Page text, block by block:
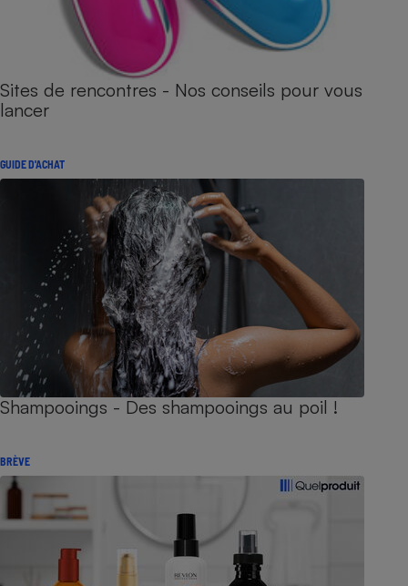
Sites de rencontres - Nos conseils pour vous
lancer
GUIDE D'ACHAT
Shampooings - Des shampooings au poil !
BRÈVE